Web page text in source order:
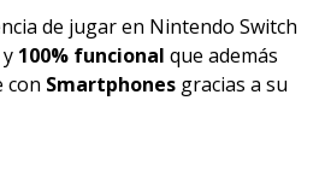
de jugar en Nintendo Switch
100% funcional que además
con Smartphones gracias a su